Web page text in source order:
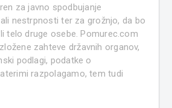
za javno spodbujanje
nestrpnosti ter za grožnjo, da bo
telo druge osebe. Pomurec.com
zahteve državnih organov,
podlagi, podatke o
razpolagamo, tem tudi